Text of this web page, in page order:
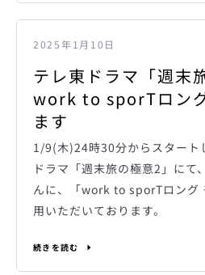
2025年1月10日
テレ東ドラマ「週末
work to sporTロン
ます
1/9(木)24時30分からスタート
ドラマ「週末旅の極意2」にて
んに、「work to sporTロング
用いただいております。
続きを読む